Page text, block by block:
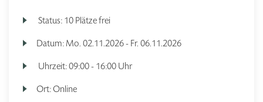
Status: 10 Plätze frei
Datum: Mo. 02.11.2026 - Fr. 06.11.2026
Uhrzeit:09:00 - 16:00 Uhr
Ort:Online